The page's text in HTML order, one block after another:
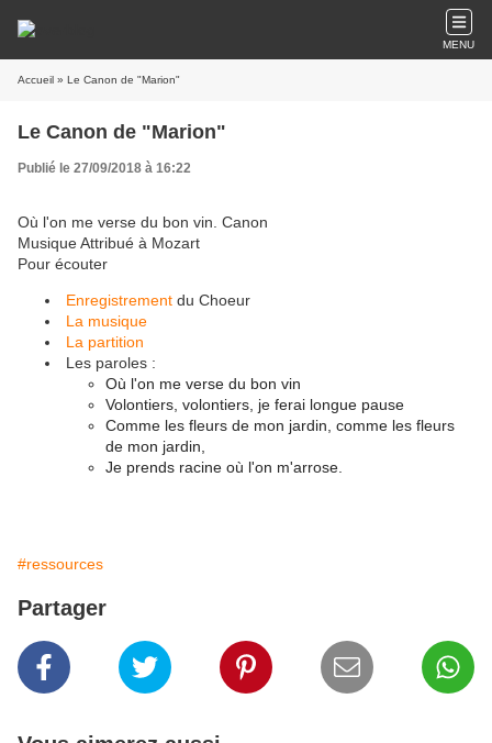
MENU
Accueil » Le Canon de "Marion"
Le Canon de "Marion"
Publié le 27/09/2018 à 16:22
Où l'on me verse du bon vin. Canon
Musique Attribué à Mozart
Pour écouter
Enregistrement du Choeur
La musique
La partition
Les paroles :
Où l'on me verse du bon vin
Volontiers, volontiers, je ferai longue pause
Comme les fleurs de mon jardin, comme les fleurs
de mon jardin,
Je prends racine où l'on m'arrose.
#ressources
Partager